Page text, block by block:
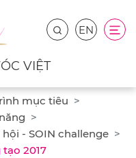
EN
VIỆT
mục tiêu
- SOIN challenge
2017